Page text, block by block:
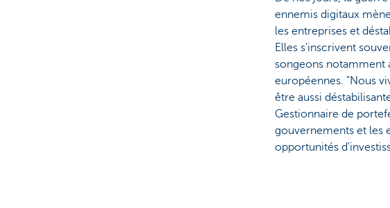
ennemis digitaux
les entreprises et
Elles s'inscrivent
songeons notamment
européennes. "Nous
être aussi
Gestionnaire de
gouvernements et les
opportunités